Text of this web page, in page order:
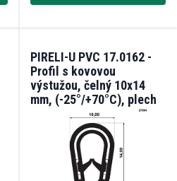
PIRELI-U PVC 17.0162 -
Profil s kovovou
výstužou, čelný 10x14
mm, (-25°/+70°C), plech